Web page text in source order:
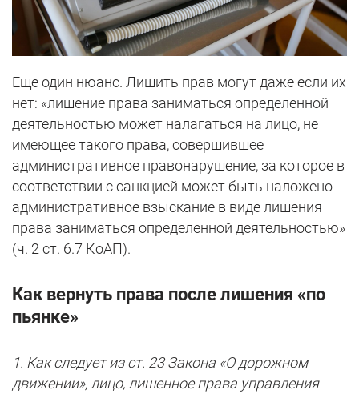
Еще один нюанс. Лишить прав могут даже если их
нет: «лишение права заниматься определенной
деятельностью может налагаться на лицо, не
имеющее такого права, совершившее
административное правонарушение, за которое в
соответствии с санкцией может быть наложено
административное взыскание в виде лишения
права заниматься определенной деятельностью»
(ч. 2 ст. 6.7 КоАП).
Как вернуть права после лишения «по
пьянке»
1. Как следует из ст. 23 Закона «О дорожном
движении», лицо, лишенное права управления